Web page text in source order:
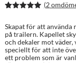
baserat på
kundrecens
ioner
(2
Skapat för att använda
på trailern. Kapellet
och dekaler mot
speciellt för att inte
ett problem som är